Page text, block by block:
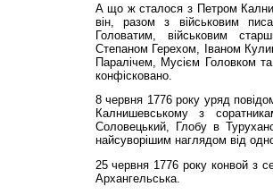
А що ж сталося з Петром
він, разом з військовим
Головатим, військовим
Степаном Герехом, Іваном
Паралічем, Мусієм Головком
конфісковано.
8 червня 1776 року уряд
Калнишевському з
Соловецький, Глобу в
найсуворішим наглядом від
25 червня 1776 року конвой з
Архангельська.